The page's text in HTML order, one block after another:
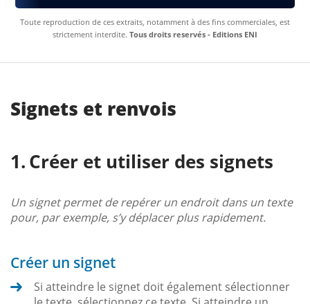
Toute reproduction de ces extraits, notamment à des fins commerciales, est
strictement interdite. Tous droits reservés - Editions ENI
Signets et renvois
Créer et utiliser des signets
Un signet permet de repérer un endroit dans un texte
pour, par exemple, s’y déplacer plus rapidement.
Créer un signet
Si atteindre le signet doit également sélectionner